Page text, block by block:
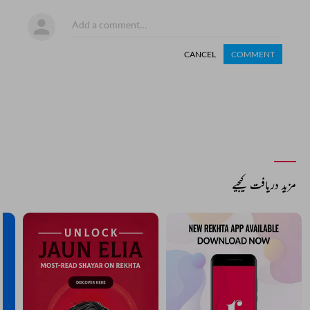
CANCEL COMMENT
مزید دریافت کیجیے